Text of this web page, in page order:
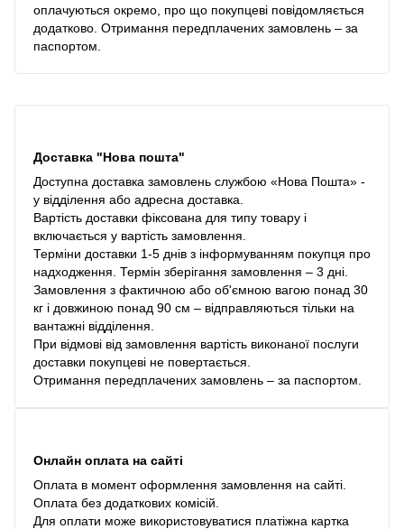
оплачуються окремо, про що покупцеві повідомляється
додатково. Отримання передплачених замовлень – за
паспортом.
Доставка "Нова пошта"
Доступна доставка замовлень службою «Нова Пошта» -
у відділення або адресна доставка.
Вартість доставки фіксована для типу товару і
включається у вартість замовлення.
Терміни доставки 1-5 днів з інформуванням покупця про
надходження. Термін зберігання замовлення – 3 дні.
Замовлення з фактичною або об'ємною вагою понад 30
кг і довжиною понад 90 см – відправляються тільки на
вантажні відділення.
При відмові від замовлення вартість виконаної послуги
доставки покупцеві не повертається.
Отримання передплачених замовлень – за паспортом.
Онлайн оплата на сайті
Оплата в момент оформлення замовлення на сайті.
Оплата без додаткових комісій.
Для оплати може використовуватися платіжна картка